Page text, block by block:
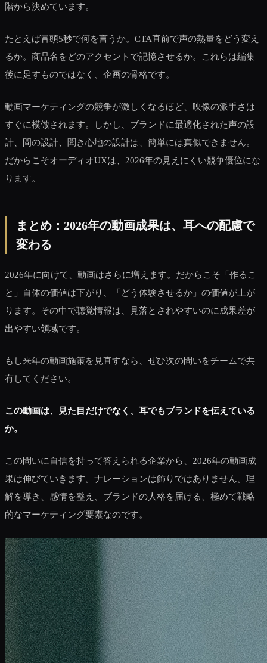
階から決めています。
たとえば冒頭5秒で何を言うか。CTA直前で声の熱量をどう変え
るか。商品名をどのアクセントで記憶させるか。これらは編集
後に足すものではなく、企画の骨格です。
動画マーケティングの競争が激しくなるほど、映像の派手さは
すぐに模倣されます。しかし、ブランドに最適化された声の設
計、間の設計、聞き心地の設計は、簡単には真似できません。
だからこそオーディオUXは、2026年の見えにくい競争優位にな
ります。
まとめ：2026年の動画成果は、耳への配慮で
変わる
2026年に向けて、動画はさらに増えます。だからこそ「作るこ
と」自体の価値は下がり、「どう体験させるか」の価値が上が
ります。その中で聴覚情報は、見落とされやすいのに成果差が
出やすい領域です。
もし来年の動画施策を見直すなら、ぜひ次の問いをチームで共
有してください。
この動画は、見た目だけでなく、耳でもブランドを伝えている
か。
この問いに自信を持って答えられる企業から、2026年の動画成
果は伸びていきます。ナレーションは飾りではありません。理
解を導き、感情を整え、ブランドの人格を届ける、極めて戦略
的なマーケティング要素なのです。